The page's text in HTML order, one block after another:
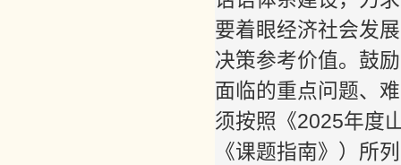
要着眼经济社会发
决策参考价值。鼓
面临的重点问题、
须按照《2025年度
《课题指南》）所